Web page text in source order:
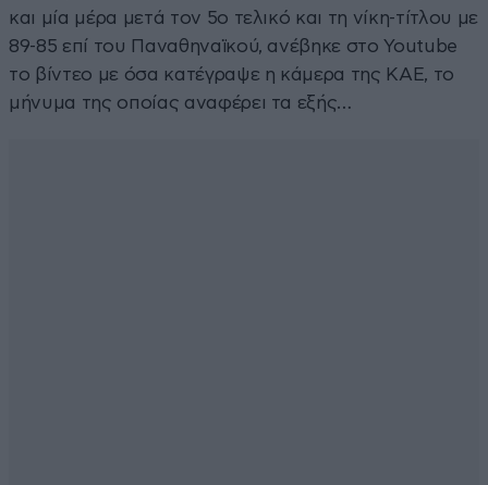
και μία μέρα μετά τον 5ο τελικό και τη νίκη-τίτλου με
89-85 επί του Παναθηναϊκού, ανέβηκε στο Youtube
το βίντεο με όσα κατέγραψε η κάμερα της ΚΑΕ, το
μήνυμα της οποίας αναφέρει τα εξής…